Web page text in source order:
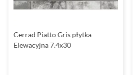
Cerrad Piatto Gris płytka
Elewacyjna 7.4x30